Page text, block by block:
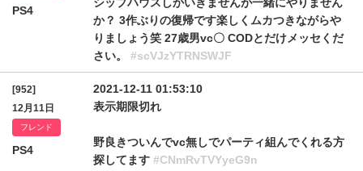
PS4
か？ 3作ぶりの復帰です楽しくムカつきながらや
りましょう笑 27歳男vc〇 CODとだけメッセくだ
さい。 #scVJzYTRNSWJF
[952]
12月11日
フレンド
PS4
2021-12-11 01:53:10
表示期限切れ
野良きついんでvc無しでパーティ組んでくれる方
探してます #CNmRvTVYyeG9n